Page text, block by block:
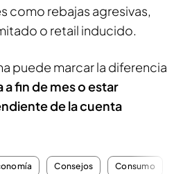
como rebajas agresivas,
o retail inducido.
puede marcar la diferencia
a fin de mes o estar
de la cuenta
Consejos Consumo